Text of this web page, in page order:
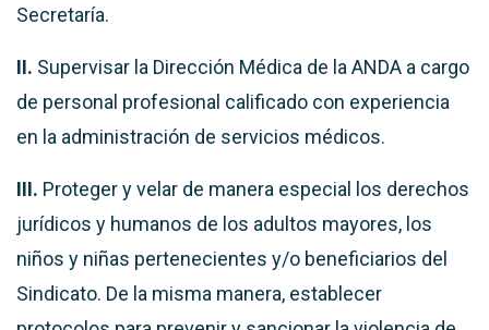
Secretaría.
II. Supervisar la Dirección Médica de la ANDA a cargo
de personal profesional calificado con experiencia
en la administración de servicios médicos.
III. Proteger y velar de manera especial los derechos
jurídicos y humanos de los adultos mayores, los
niños y niñas pertenecientes y/o beneficiarios del
Sindicato. De la misma manera, establecer